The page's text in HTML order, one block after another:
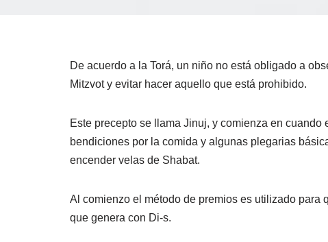
De acuerdo a la Torá, un niño no está obligado a
Mitzvot y evitar hacer aquello que está prohibido.
Este precepto se llama Jinuj, y comienza en
bendiciones por la comida y algunas plegarias
encender velas de Shabat.
Al comienzo el método de premios es utilizado para
que genera con Di-s.